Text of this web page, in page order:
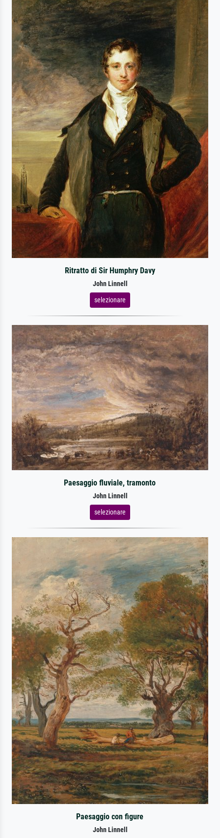
Ritratto di Sir Humphry Davy
John Linnell
selezionare
Paesaggio fluviale, tramonto
John Linnell
selezionare
Paesaggio con figure
John Linnell